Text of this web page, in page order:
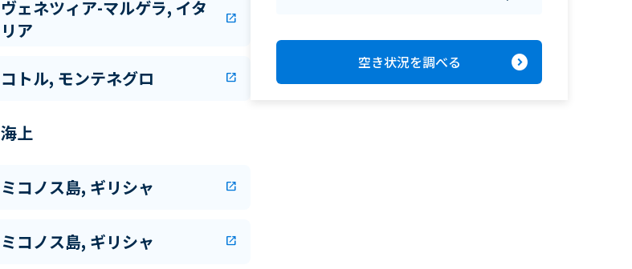
ヴェネツィア-マルゲラ, イタ
リア
open_in_new
コトル, モンテネグロ open_in_new
海上
ミコノス島, ギリシャ open_in_new
ミコノス島, ギリシャ open_in_new
空き状況を調べる expand_circle_right